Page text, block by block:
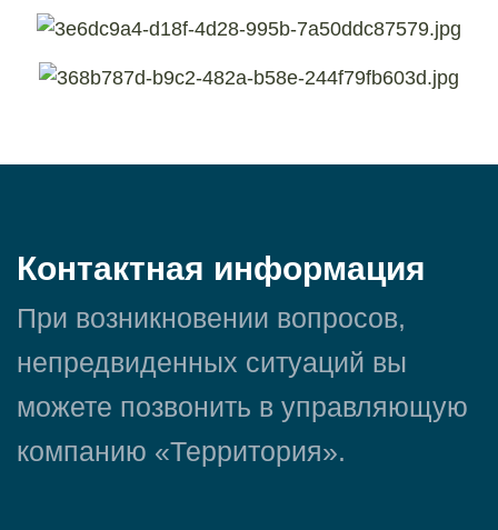
Контактная информация
При возникновении вопросов,
непредвиденных ситуаций вы
можете позвонить в управляющую
компанию «Территория».